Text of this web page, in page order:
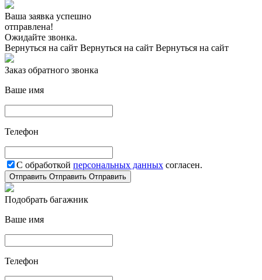
Ваша заявка успешно
отправлена!
Ожидайте звонка.
Вернуться на сайт Вернуться на сайт Вернуться на сайт
Заказ обратного звонка
Ваше имя
Телефон
С обработкой персональных данных согласен.
Отправить Отправить Отправить
Подобрать багажник
Ваше имя
Телефон